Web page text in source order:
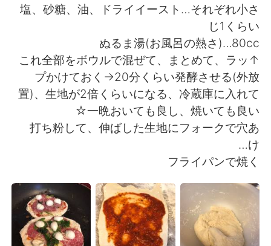
Português
塩、砂糖、油、ドライイースト…それぞれ小さ
じ1くらい
ぬるま湯(お風呂の熱さ)…80cc
↑これ全部をボウルで混ぜて、まとめて、ラッ
プかけておく→20分くらい発酵させる(外放
置)、生地が2倍くらいになる、冷蔵庫に入れて
一晩おいても良し、焼いても良い☆
打ち粉して、伸ばした生地にフォークで穴あ
け…
フライパンで焼く